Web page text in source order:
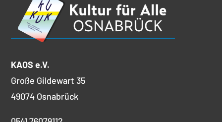
KAOS e.V.
Große Gildewart 35
49074 Osnabrück